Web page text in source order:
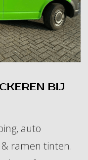
BIJ
auto
ramen tinten.